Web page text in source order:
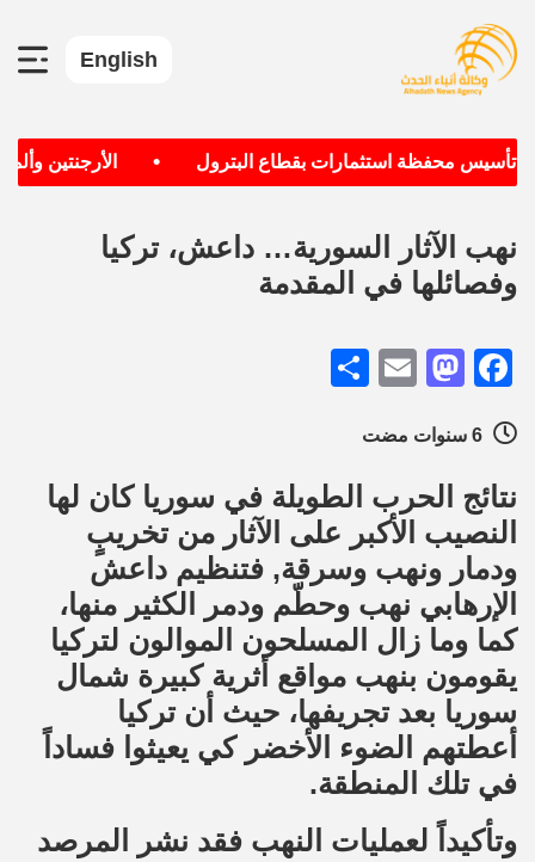
English
تأسيس محفظة استثمارات بقطاع البترول الأرجنتين
نهب الآثار السورية… داعش، تركيا
وفصائلها في المقدمة
Facebook
Mastodon
Email
نتائج الحرب الطويلة في سوريا كان لها
النصيب الأكبر على الآثار من تخريبٍ
ودمار ونهب وسرقة, فتنظيم داعش
الإرهابي نهب وحطّم ودمر الكثير منها،
كما وما زال المسلحون الموالون لتركيا
يقومون بنهب مواقع أثرية كبيرة شمال
سوريا بعد تجريفها، حيث أن تركيا
أعطتهم الضوء الأخضر كي يعيثوا فساداً
في تلك المنطقة.
وتأكيداً لعمليات النهب فقد نشر المرصد